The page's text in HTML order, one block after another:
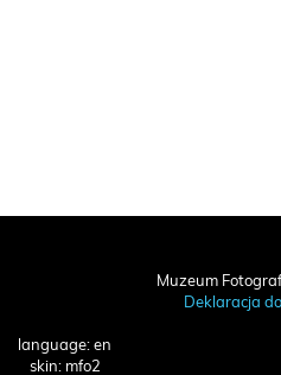
Muzeum
Deklaracja
language: en
skin: mfo2